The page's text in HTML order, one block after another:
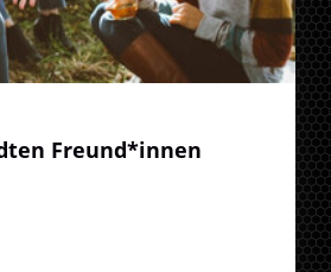
Freund*innen